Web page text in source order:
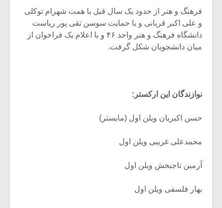
فرهنگ و هنر از حدود یک سال قبل با همت شهرام توکلی
و علی اکبر قربانی و با حمایت سوسن تقی پور ریاست
دانشگاه فرهنگ و هنر واحد ۴۶ و با اعلام یک فراخوان از
میان دانشجویان شکل گرفت.
نوازندگان این ارکستر:
حسن اکبریان ویلن اول (مایستر)
محمدعلی غریبی ویلن اول
آرمین تاجبخش ویلن اول
بهار فلسفی ویلن اول